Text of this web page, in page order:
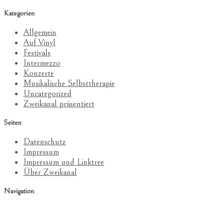
Kategorien
Allgemein
Auf Vinyl
Festivals
Intermezzo
Konzerte
Musikalische Selbsttherapie
Uncategorized
Zweikanal präsentiert
Seiten
Datenschutz
Impressum
Impressum und Linktree
Über Zweikanal
Navigation